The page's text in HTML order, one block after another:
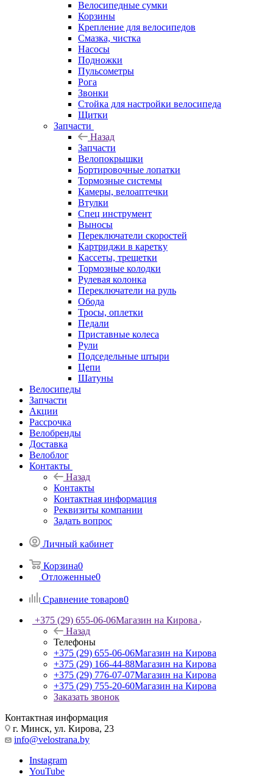
Велосипедные сумки
Корзины
Крепление для велосипедов
Смазка, чистка
Насосы
Подножки
Пульсометры
Рога
Звонки
Стойка для настройки велосипеда
Щитки
Запчасти
Назад
Запчасти
Велопокрышки
Бортировочные лопатки
Тормозные системы
Камеры, велоаптечки
Втулки
Спец инструмент
Выносы
Переключатели скоростей
Картриджи в каретку
Кассеты, трещетки
Тормозные колодки
Рулевая колонка
Переключатели на руль
Обода
Тросы, оплетки
Педали
Приставные колеса
Рули
Подседельные штыри
Цепи
Шатуны
Велосипеды
Запчасти
Акции
Рассрочка
Велобренды
Доставка
Велоблог
Контакты
Назад
Контакты
Контактная информация
Реквизиты компании
Задать вопрос
Личный кабинет
Корзина0
Отложенные0
Сравнение товаров0
+375 (29) 655-06-06Магазин на Кирова
Назад
Телефоны
+375 (29) 655-06-06Магазин на Кирова
+375 (29) 166-44-88Магазин на Кирова
+375 (29) 776-07-07Магазин на Кирова
+375 (29) 755-20-60Магазин на Кирова
Заказать звонок
Контактная информация
г. Минск, ул. Кирова, 23
info@velostrana.by
Instagram
YouTube